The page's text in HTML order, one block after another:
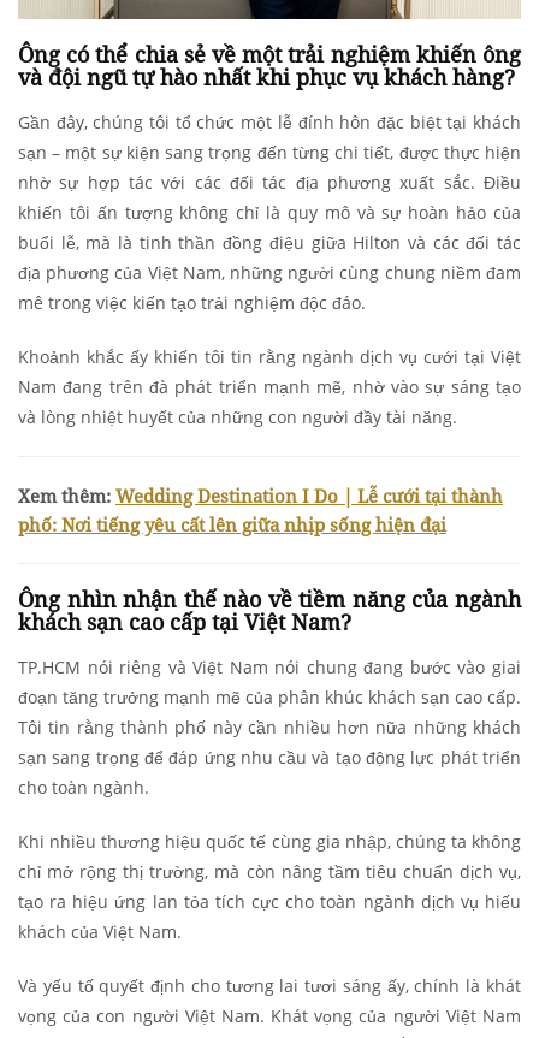
Ông có thể chia sẻ về một trải nghiệm khiến ông
và đội ngũ tự hào nhất khi phục vụ khách hàng?
Gần đây, chúng tôi tổ chức một lễ đính hôn đặc biệt tại khách
sạn – một sự kiện sang trọng đến từng chi tiết, được thực hiện
nhờ sự hợp tác với các đối tác địa phương xuất sắc. Điều
khiến tôi ấn tượng không chỉ là quy mô và sự hoàn hảo của
buổi lễ, mà là tinh thần đồng điệu giữa Hilton và các đối tác
địa phương của Việt Nam, những người cùng chung niềm đam
mê trong việc kiến tạo trải nghiệm độc đáo.
Khoảnh khắc ấy khiến tôi tin rằng ngành dịch vụ cưới tại Việt
Nam đang trên đà phát triển mạnh mẽ, nhờ vào sự sáng tạo
và lòng nhiệt huyết của những con người đầy tài năng.
Xem thêm: Wedding Destination I Do | Lễ cưới tại thành
phố: Nơi tiếng yêu cất lên giữa nhịp sống hiện đại
Ông nhìn nhận thế nào về tiềm năng của ngành
khách sạn cao cấp tại Việt Nam?
TP.HCM nói riêng và Việt Nam nói chung đang bước vào giai
đoạn tăng trưởng mạnh mẽ của phân khúc khách sạn cao cấp.
Tôi tin rằng thành phố này cần nhiều hơn nữa những khách
sạn sang trọng để đáp ứng nhu cầu và tạo động lực phát triển
cho toàn ngành.
Khi nhiều thương hiệu quốc tế cùng gia nhập, chúng ta không
chỉ mở rộng thị trường, mà còn nâng tầm tiêu chuẩn dịch vụ,
tạo ra hiệu ứng lan tỏa tích cực cho toàn ngành dịch vụ hiếu
khách của Việt Nam.
Và yếu tố quyết định cho tương lai tươi sáng ấy, chính là khát
vọng của con người Việt Nam. Khát vọng của người Việt Nam